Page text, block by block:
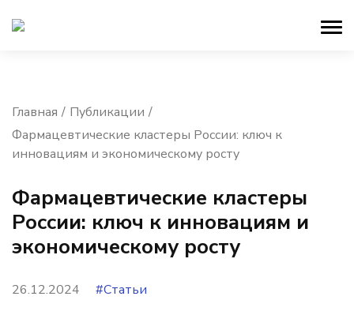
Главная
Публикации
Фармацевтические кластеры России: ключ к
инновациям и экономическому росту
Фармацевтические кластеры
России: ключ к инновациям и
экономическому росту
26.12.2024 #Статьи